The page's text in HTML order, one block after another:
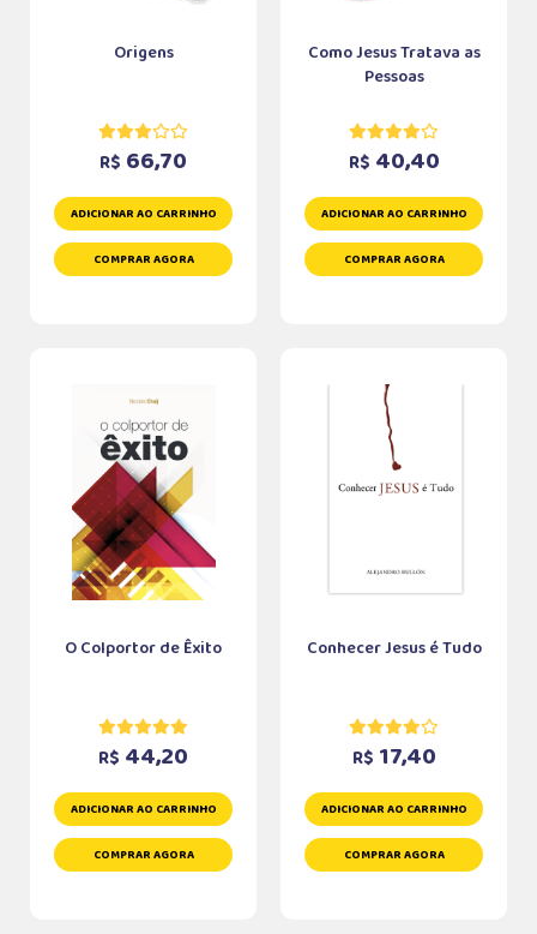
Origens
R$ 66,70
ADICIONAR AO CARRINHO
COMPRAR AGORA
Como Jesus Tratava as
Pessoas
R$ 40,40
ADICIONAR AO CARRINHO
COMPRAR AGORA
O Colportor de Êxito
R$ 44,20
ADICIONAR AO CARRINHO
COMPRAR AGORA
Conhecer Jesus é Tudo
R$ 17,40
ADICIONAR AO CARRINHO
COMPRAR AGORA